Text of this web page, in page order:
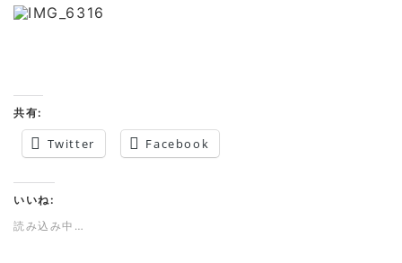
共有:
Twitter Facebook
いいね:
読み込み中…